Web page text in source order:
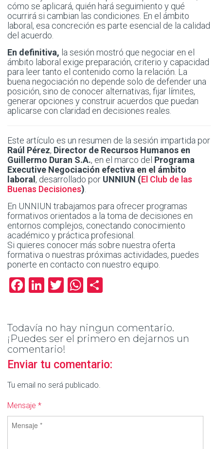
cómo se aplicará, quién hará seguimiento y qué
ocurrirá si cambian las condiciones. En el ámbito
laboral, esa concreción es parte esencial de la calidad
del acuerdo.
En definitiva, la sesión mostró que negociar en el
ámbito laboral exige preparación, criterio y capacidad
para leer tanto el contenido como la relación. La
buena negociación no depende solo de defender una
posición, sino de conocer alternativas, fijar límites,
generar opciones y construir acuerdos que puedan
aplicarse con claridad en decisiones reales.
Este artículo es un resumen de la sesión impartida por
Raúl Pérez, Director de Recursos Humanos en
Guillermo Duran S.A., en el marco del Programa
Executive Negociación efectiva en el ámbito
laboral , desarrollado por UNNIUN (El Club de las
Buenas Decisiones)
En UNNIUN trabajamos para ofrecer programas
formativos orientados a la toma de decisiones en
entornos complejos, conectando conocimiento
académico y práctica profesional.
Si quieres conocer más sobre nuestra oferta
formativa o nuestras próximas actividades, puedes
ponerte en contacto con nuestro equipo.
Facebook
LinkedIn
TwitterWhatsApp
Todavía no hay ningun comentario.
¡Puedes ser el primero en dejarnos un
comentario!
Enviar tu comentario:
Tu email no será publicado.
Mensaje *